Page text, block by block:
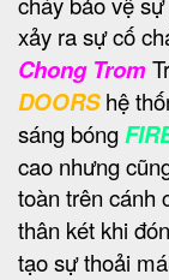
xảy ra sự cố
Chong Trom
DOORShệ
sáng bóng
cao nhưng
toàn trên cánh
thân két khi
tạo sự thoải